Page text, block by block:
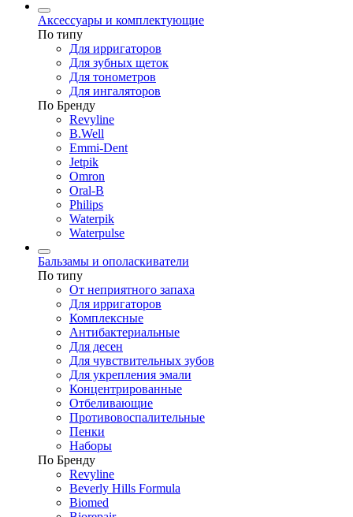
Аксессуары и комплектующие
По типу
Для ирригаторов
Для зубных щеток
Для тонометров
Для ингаляторов
По Бренду
Revyline
B.Well
Emmi-Dent
Jetpik
Omron
Oral-B
Philips
Waterpik
Waterpulse
Бальзамы и ополаскиватели
По типу
От неприятного запаха
Для ирригаторов
Комплексные
Антибактериальные
Для десен
Для чувствительных зубов
Для укрепления эмали
Концентрированные
Отбеливающие
Противовоспалительные
Пенки
Наборы
По Бренду
Revyline
Beverly Hills Formula
Biomed